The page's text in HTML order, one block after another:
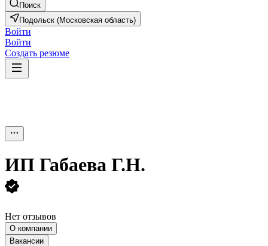
Поиск
Подольск (Московская область)
Войти
Войти
Создать резюме
ИП Габаева Г.Н.
Нет отзывов
О компании
Вакансии